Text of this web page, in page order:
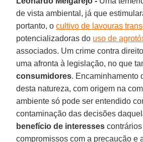
de vista ambiental, já que
portanto, ocultivo de lavouras
potencializadoras do uso de
associados. Um crime contra
uma afronta à legislação, no que
consumidores. Encaminhamento
desta natureza, com origem na
ambiente só pode ser entendido
contaminação das decisões
benefício de interesses
compromissos com a precaução e